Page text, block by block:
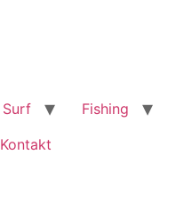
Surf
Fishing
Kontakt